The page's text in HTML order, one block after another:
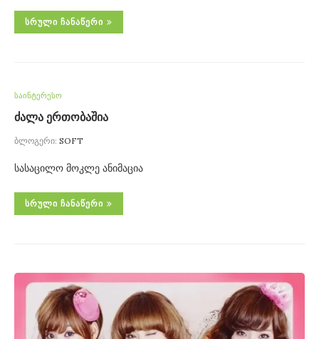
ᲡᲠᲣᲚᲘ ᲩᲐᲜᲐᲬᲔᲠᲘ
საინტერესო
ძალა ერთობაშია
ბლოგერი: SOFT
სასაცილო მოკლე ანიმაცია
ᲡᲠᲣᲚᲘ ᲩᲐᲜᲐᲬᲔᲠᲘ